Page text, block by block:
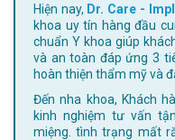
Hiện nay, Dr. Care -
khoa uy tín hàng đầu
chuẩn Y khoa giúp
và an toàn đáp ứng 3
hoàn thiện thẩm mỹ và
Đến nha khoa, Khách
kinh nghiệm tư vấn
miệng. tình trạng mất